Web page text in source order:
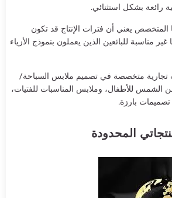
رائعة بشكل استثنائي.
المتخصص يعني أن فترات الإنتاج قد تكون
مناسبة للبائعين الذين يعملون بنموذج الأزياء
تجارية متخصصة في تصميم ملابس السباحة/
الشمس للأطفال، وملابس المناسبات للفتيات،
بارزة.